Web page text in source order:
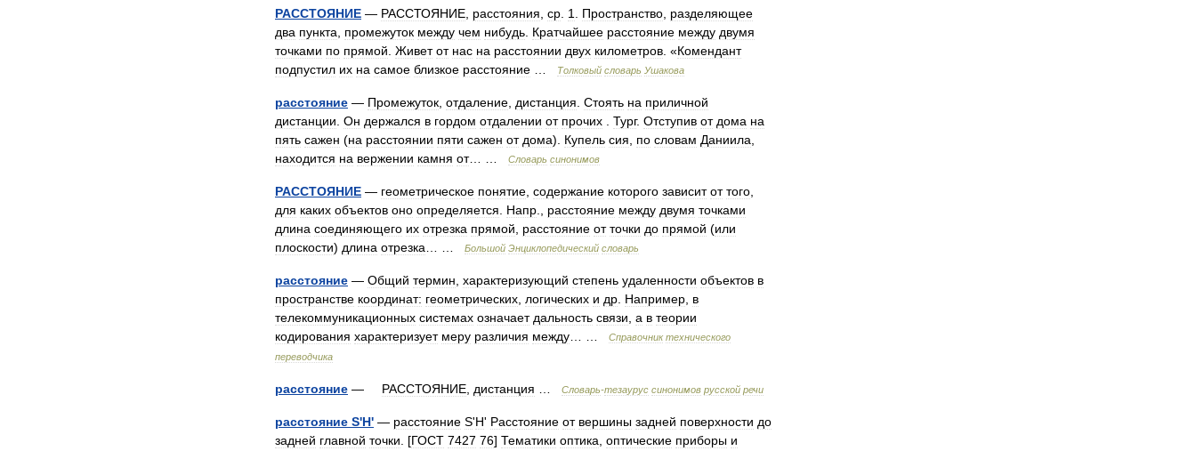
РАССТОЯНИЕ — РАССТОЯНИЕ расстояния ср 1 Пространство разделяющее
два пункта промежуток между чем нибудь Кратчайшее расстояние между двумя
точками по прямой Живет от нас на расстоянии двух километров . «Комендант
подпустил их на самое близкое расстояние Толковый словарь Ушакова
расстояние — Промежуток отдаление дистанция Стоять на приличной
дистанции Он держался в гордом отдалении от прочих Тург. Отступив от дома на
пять сажен (на расстоянии пяти сажен от дома). Купель сия по словам Даниила
находится на вержении камня от… … Словарь синонимов
РАССТОЯНИЕ — геометрическое понятие содержание которого зависит от того
для каких объектов оно определяется Напр расстояние между двумя точками
длина соединяющего их отрезка прямой расстояние от точки до прямой (или
плоскости) длина отрезка Большой Энциклопедический словарь
расстояние — Общий термин характеризующий степень удаленности объектов в
пространстве координат: геометрических логических и др Например в
телекоммуникационных системах означает дальность связи а в теории
кодирования характеризует меру различия между Справочник технического
переводчика
расстояние — РАССТОЯНИЕ дистанция Словарь-тезаурус синонимов русской речи
расстояние S'H' — расстояние S'H' Расстояние от вершины задней поверхности до
задней главной точки . [ГОСТ 7427 76] Тематики оптика оптические приборы и